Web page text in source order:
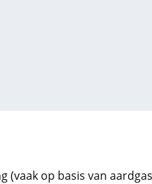
(vaak op basis van